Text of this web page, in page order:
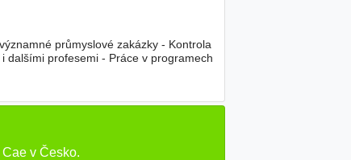
průmyslové zakázky - Kontrola
dalšími profesemi - Práce v programech
v Česko.